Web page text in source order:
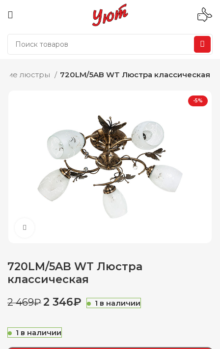
люстры 720LM/5AB WT Люстра классическая
-5%
720LM/5AB WT Люстра
классическая
2 469₽2 346₽ 1 в наличии
1 в наличии